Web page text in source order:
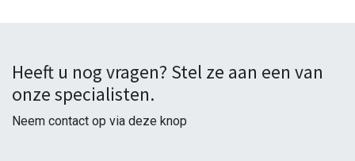
Heeft u nog vragen? Stel ze aan een van
onze specialisten.
Neem contact op via deze knop